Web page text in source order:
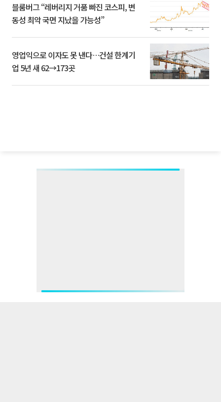
블룸버그 “레버리지 거품 빠진 코스피, 변
동성 최악 국면 지났을 가능성”
영업익으로 이자도 못 낸다…건설 한계기
업 5년 새 62→173곳